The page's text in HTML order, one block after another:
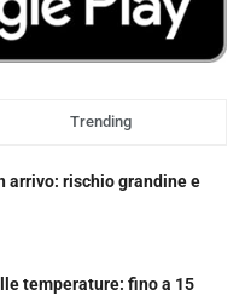
Trending
arrivo: rischio grandine e
temperature: fino a 15